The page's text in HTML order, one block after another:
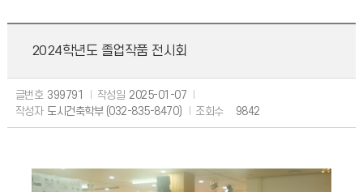
2024학년도 졸업작품 전시회
글번호 399791 작성일 2025-01-07
작성자 도시건축학부 (032-835-8470) 조회수 9842